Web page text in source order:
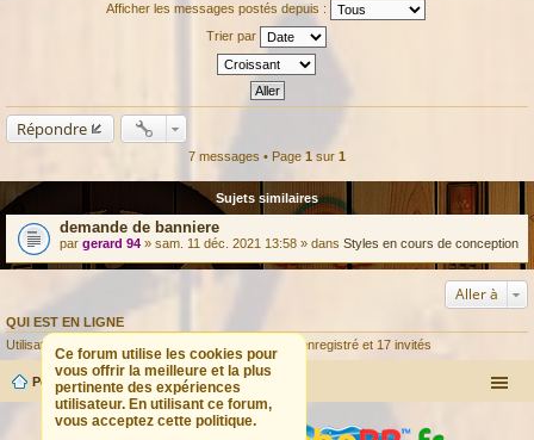
Afficher les messages postés depuis :
Trier par
Répondre
7 messages • Page 1 sur 1
Sujets similaires
demande de banniere
par gerard 94 » sam. 11 déc. 2021 13:58 » dans Styles en cours de conception
Aller à
QUI EST EN LIGNE
Utilisateurs parcourant ce forum : Aucun utilisateur enregistré et 17 invités
Ce forum utilise les cookies pour
vous offrir la meilleure et la plus
pertinente des expériences
utilisateur. En utilisant ce forum,
vous acceptez cette politique.
Portail Forum